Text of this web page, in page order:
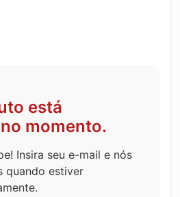
está
momento.
Insira seu e-mail e nós
quando estiver